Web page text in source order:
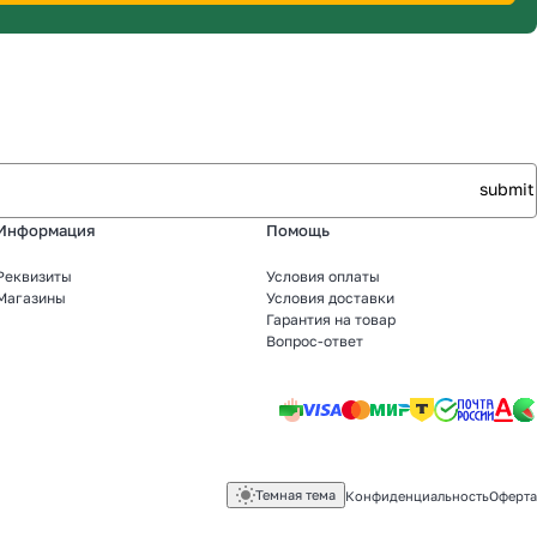
Помощь
Условия оплаты
Условия доставки
Гарантия на товар
Вопрос-ответ
Темная тема КонфиденциальностьОферта